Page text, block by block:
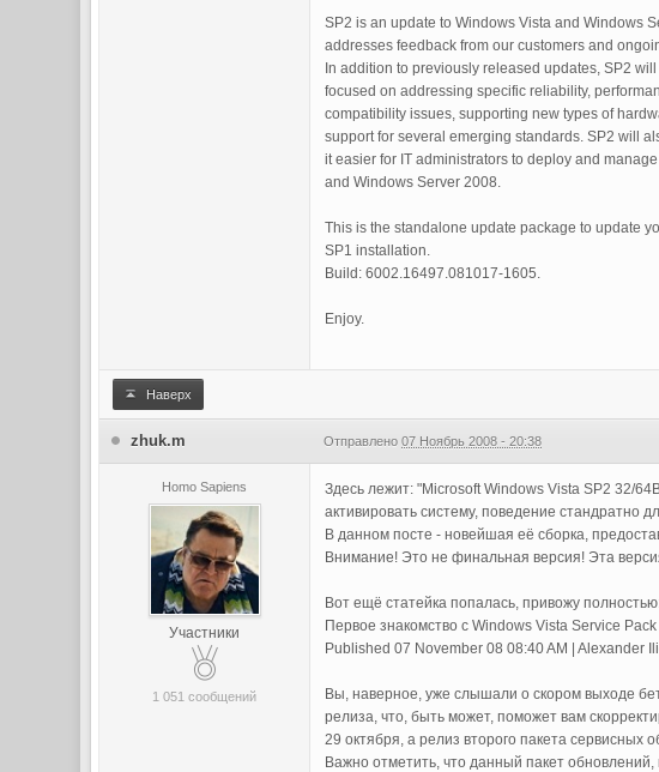
SP2 is an update to Windows Vista and Windows
addresses feedback from our customers and
In addition to previously released updates, SP2
focused on addressing specific reliability,
compatibility issues, supporting new types of
support for several emerging standards. SP2 will
it easier for IT administrators to deploy and
and Windows Server 2008.
This is the standalone update package to update
SP1 installation.
Build: 6002.16497.081017-1605.
Enjoy.
Наверх
zhuk.m Отправлено07 Ноябрь 2008 - 20:38
Homo Sapiens
Участники
1 051 сообщений
Здесь лежит: "Microsoft Windows Vista SP2 32/
активировать систему, поведение стандратно
В данном посте - новейшая её сборка,
Внимание! Это не финальная версия! Эта
Вот ещё статейка попалась, привожу
Первое знакомство с Windows Vista Service Pack
Published 07 November 08 08:40 AM | Alexander
Вы, наверное, уже слышали о скором выходе
релиза, что, быть может, поможет вам
29 октября, а релиз второго пакета сервисных
Важно отметить, что данный пакет